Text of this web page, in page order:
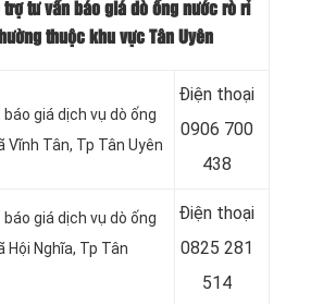
tư vấn báo giá dò ống nước rò rỉ
thuộc khu vực Tân Uyên
giá dịch vụ dò ống
Vĩnh Tân, Tp Tân Uyên
Điện thoại
0906 700
438
giá dịch vụ dò ống
Hội Nghĩa, Tp Tân
Điện thoại
0825 281
514